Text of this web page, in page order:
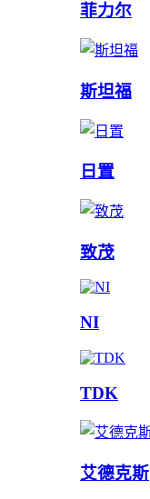
菲力尔
斯坦福
日置
致茂
NI
TDK
艾德克斯